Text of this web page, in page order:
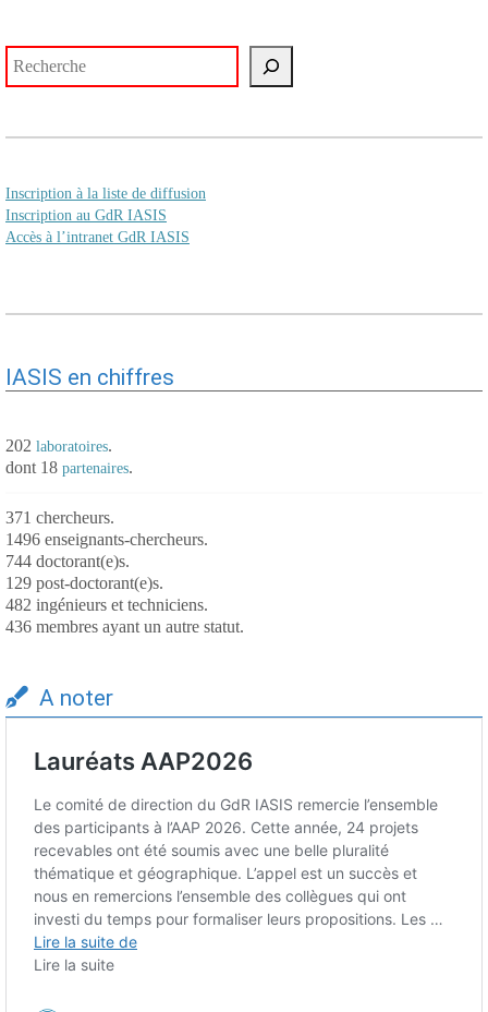
Inscription à la liste de diffusion
Inscription au GdR IASIS
Accès à l’intranet GdR IASIS
IASIS en chiffres
202 laboratoires.
dont 18 partenaires.
371 chercheurs.
1496 enseignants-chercheurs.
744 doctorant(e)s.
129 post-doctorant(e)s.
482 ingénieurs et techniciens.
436 membres ayant un autre statut.
A noter